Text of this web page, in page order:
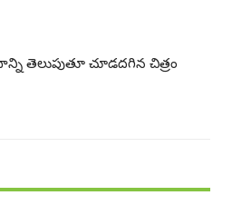
తెలుపుతూ చూడదగిన చిత్రం